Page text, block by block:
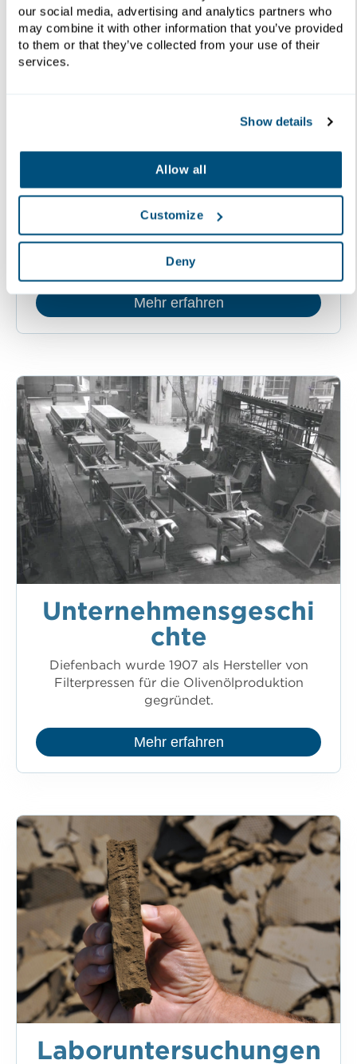
our social media, advertising and analytics partners who
may combine it with other information that you’ve provided
to them or that they’ve collected from your use of their
services.
Show details
Allow all
Customize
Deny
Über uns
Jahrhundert Anlagen zur Fest-Flüssig-
Trennung auf der ganzen Welt.
Mehr erfahren
Unternehmensgeschi
chte
Diefenbach wurde 1907 als Hersteller von
Filterpressen für die Olivenölproduktion
gegründet.
Mehr erfahren
Laboruntersuchungen